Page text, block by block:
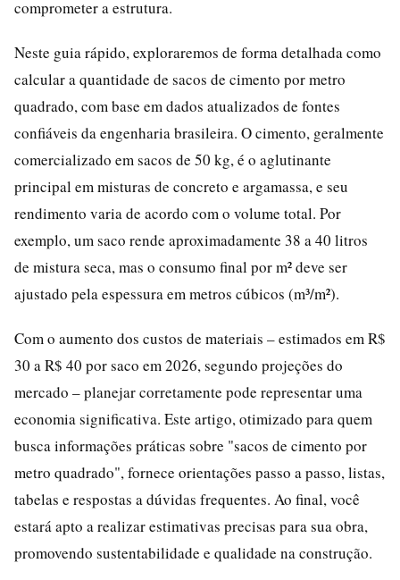
comprometer a estrutura.
Neste guia rápido, exploraremos de forma detalhada como
calcular a quantidade de sacos de cimento por metro
quadrado, com base em dados atualizados de fontes
confiáveis da engenharia brasileira. O cimento, geralmente
comercializado em sacos de 50 kg, é o aglutinante
principal em misturas de concreto e argamassa, e seu
rendimento varia de acordo com o volume total. Por
exemplo, um saco rende aproximadamente 38 a 40 litros
de mistura seca, mas o consumo final por m² deve ser
ajustado pela espessura em metros cúbicos (m³/m²).
Com o aumento dos custos de materiais – estimados em R$
30 a R$ 40 por saco em 2026, segundo projeções do
mercado – planejar corretamente pode representar uma
economia significativa. Este artigo, otimizado para quem
busca informações práticas sobre "sacos de cimento por
metro quadrado", fornece orientações passo a passo, listas,
tabelas e respostas a dúvidas frequentes. Ao final, você
estará apto a realizar estimativas precisas para sua obra,
promovendo sustentabilidade e qualidade na construção.